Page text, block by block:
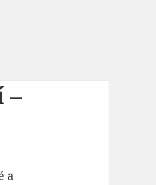
–
a